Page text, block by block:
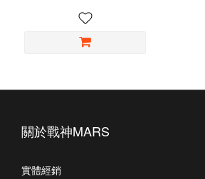
關於戰神MARS
實體經銷